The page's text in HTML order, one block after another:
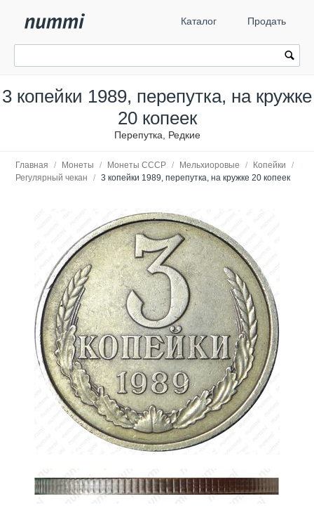
Каталог Продать
3 копейки 1989, перепутка, на кружке
20 копеек
Перепутка, Редкие
Главная / Монеты / Монеты СССР / Мельхиоровые / Копейки
/
Регулярный чекан
/ 3 копейки 1989, перепутка, на кружке 20 копеек